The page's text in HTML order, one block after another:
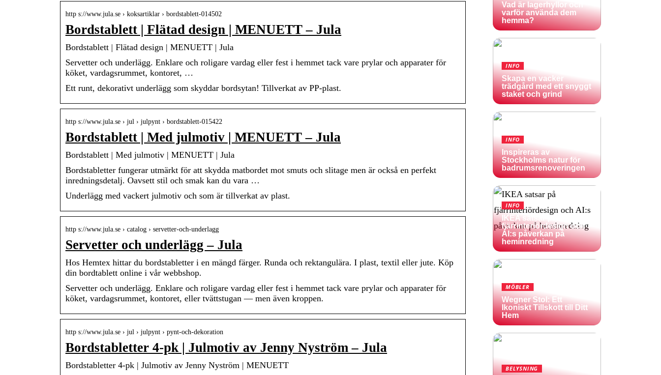
http s://www.jula.se › koksartiklar › bordstablett-014502
Bordstablett | Flätad design | MENUETT – Jula
Bordstablett | Flätad design | MENUETT | Jula
Servetter och underlägg. Enklare och roligare vardag eller fest i hemmet tack vare prylar och apparater för
köket, vardagsrummet, kontoret, …
Ett runt, dekorativt underlägg som skyddar bordsytan! Tillverkat av PP-plast.
http s://www.jula.se › jul › julpynt › bordstablett-015422
Bordstablett | Med julmotiv | MENUETT – Jula
Bordstablett | Med julmotiv | MENUETT | Jula
Bordstabletter fungerar utmärkt för att skydda matbordet mot smuts och slitage men är också en perfekt
inredningsdetalj. Oavsett stil och smak kan du vara …
Underlägg med vackert julmotiv och som är tillverkat av plast.
http s://www.jula.se › catalog › servetter-och-underlagg
Servetter och underlägg – Jula
Hos Hemtex hittar du bordstabletter i en mängd färger. Runda och rektangulära. I plast, textil eller jute. Köp
din bordtablett online i vår webbshop.
Servetter och underlägg. Enklare och roligare vardag eller fest i hemmet tack vare prylar och apparater för
köket, vardagsrummet, kontoret, eller tvättstugan — men även kroppen.
http s://www.jula.se › jul › julpynt › pynt-och-dekoration
Bordstabletter 4-pk | Julmotiv av Jenny Nyström – Jula
Bordstabletter 4-pk | Julmotiv av Jenny Nyström | MENUETT
Vad är lagerhyllor och
varför använda dem
hemma?
INFO
Skapa en vacker
trädgård med ett snyggt
staket och grind
INFO
Inspireras av
Stockholms natur för
badrumsrenoveringen
INFO
IKEA satsar på
fjärrinteriördesign och
AI:s påverkan på
heminredning
MÖBLER
Wegner Stol: Ett
Ikoniskt Tillskott till Ditt
Hem
BELYSNING